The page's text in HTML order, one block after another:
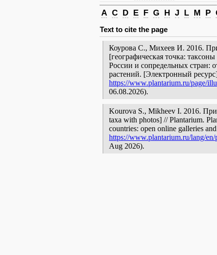
A C D E F G H J L M P
Text to cite the page
Коурова С., Михеев И. 2016.
[географическая точка:
России и сопредельных стран:
растений. [Электронный
https://www.plantarium.ru/page/
06.08.2026).
Kourova S., Mikheev I. 2016.
taxa with photos] // Plantarium.
countries: open online galleries
https://www.plantarium.ru/lang/
Aug 2026).